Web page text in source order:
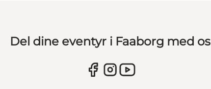
Del dine eventyr i Faaborg med os